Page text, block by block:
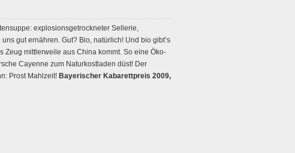
explosionsgetrockneter Sellerie,
gut ernähren. Gut? Bio, natürlich! Und bio gibt’s
Zeug mittlerweile aus China kommt. So eine Öko-
Cayenne zum Naturkostladen düst! Der
Prost Mahlzeit! Bayerischer Kabarettpreis 2009,